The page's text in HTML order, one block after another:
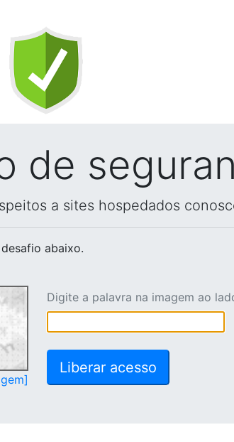
de
a sites hospedados
abaixo.
Digite a palavra na imagem ao